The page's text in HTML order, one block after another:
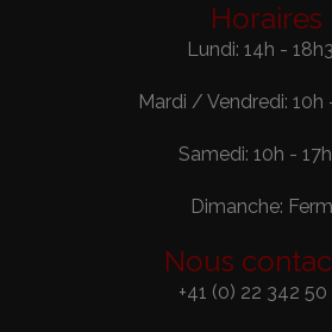
Horaires
Lundi: 14h -
Mardi / Vendredi: 10h
Samedi: 10h -
Dimanche:
Nous
+41 (0) 22 342 50